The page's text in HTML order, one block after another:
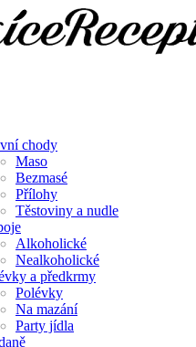
chody
Maso
Bezmasé
Přílohy
Těstoviny a nudle
Alkoholické
Nealkoholické
a předkrmy
Polévky
Na mazání
Party jídla